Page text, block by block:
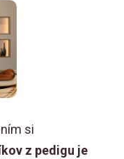
si
z pedigu je